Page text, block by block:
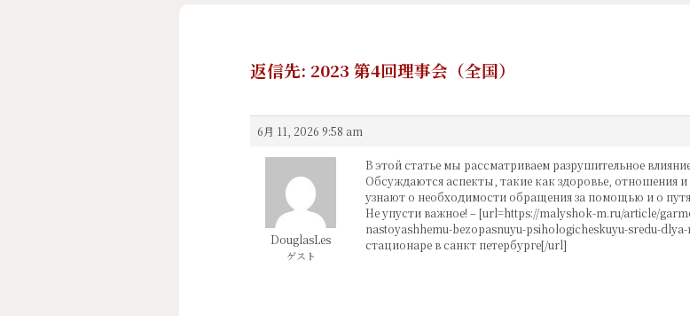
返信先: 2023 第4回理事会（全国）
6月 11, 2026 9:58 am
DouglasLes
ゲスト
В этой статье мы рассматриваем разрушительное
Обсуждаются аспекты, такие как здоровье, отношения
узнают о необходимости обращения за помощью и о
Не упусти важное! – [url=https://malyshok-m.ru/article/
nastoyashhemu-bezopasnuyu-psihologicheskuyu-sredu-
стационаре в санкт петербурге[/url]